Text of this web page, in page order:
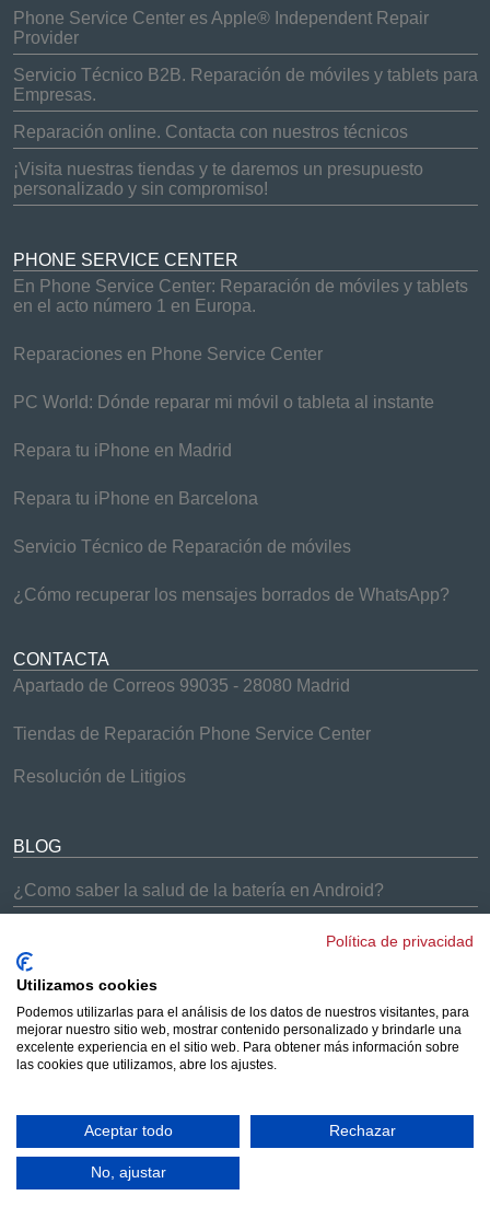
Phone Service Center es Apple® Independent Repair
Provider
Servicio Técnico B2B. Reparación de móviles y tablets para
Empresas.
Reparación online. Contacta con nuestros técnicos
¡Visita nuestras tiendas y te daremos un presupuesto
personalizado y sin compromiso!
PHONE SERVICE CENTER
En Phone Service Center: Reparación de móviles y tablets
en el acto número 1 en Europa.
Reparaciones en Phone Service Center
PC World: Dónde reparar mi móvil o tableta al instante
Repara tu iPhone en Madrid
Repara tu iPhone en Barcelona
Servicio Técnico de Reparación de móviles
¿Cómo recuperar los mensajes borrados de WhatsApp?
CONTACTA
Apartado de Correos 99035 - 28080 Madrid
Tiendas de Reparación Phone Service Center
Resolución de Litigios
BLOG
¿Como saber la salud de la batería en Android?
Cómo arreglar los problemas de batería del iPhone 7
¿Los AirPods no se conectan a tus dispositivos?
Solucionado
© 2023 Phone Service Center. Todos los derechos reservados.
Política de privacidad
Política de privacidad
Utilizamos cookies
Podemos utilizarlas para el análisis de los datos de nuestros visitantes, para
mejorar nuestro sitio web, mostrar contenido personalizado y brindarle una
excelente experiencia en el sitio web. Para obtener más información sobre
las cookies que utilizamos, abre los ajustes.
Aceptar todo Rechazar
No, ajustar